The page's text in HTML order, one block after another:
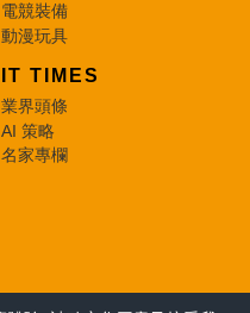
電競裝備
動漫玩具
IT TIMES
業界頭條
AI 策略
名家專欄